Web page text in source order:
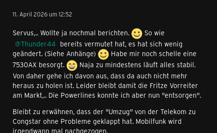
11. April 2026 um 12:52
Servus,.. Wollte ja nochmal berichten.
So wie
Thunder44 bereits vermutet hat, es hat sich wenig
geändert. (Siehe Anhänge)
Habe mir noch schelle eine
7530AX besorgt.
Naja zu mindestens läuft alles stabil.
Von daher gehe ich davon aus, dass da auch nicht mehr
heraus zu holen ist. Leider bleibt damit die Fritze Vorreiter
am Markt,.. Die Powerlines konnte ich aber nun "entsorgen".
Bleibt zu erwähnen, dass der "Umzug" von der Telekom zu
Congstar ohne Probleme geklappt hat. Mobilfunk wird
irgendwann mal nachgezogen.